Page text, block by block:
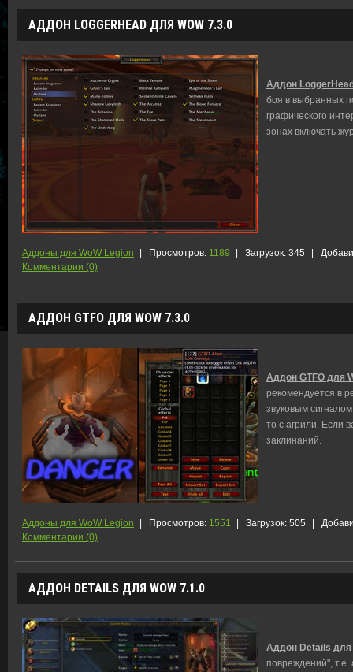
АДДОН LOGGERHEAD ДЛЯ WOW 7.3.0
Аддон
боя в выбранных
графического
зонах включать
Аддоны для WoW Legion | Просмотров: 1189 | Загрузок: 345 |
Комментарии (0)
АДДОН GTFO ДЛЯ WOW 7.3.0
Аддон GTFO для
рекомендуется в
звуковым
то с агрили. Если
заклинаний.
Аддоны для WoW Legion | Просмотров: 1551 | Загрузок: 505 |
Комментарии (0)
АДДОН DETAILS ДЛЯ WOW 7.1.0
Аддон Details для
повреждений", т.е.